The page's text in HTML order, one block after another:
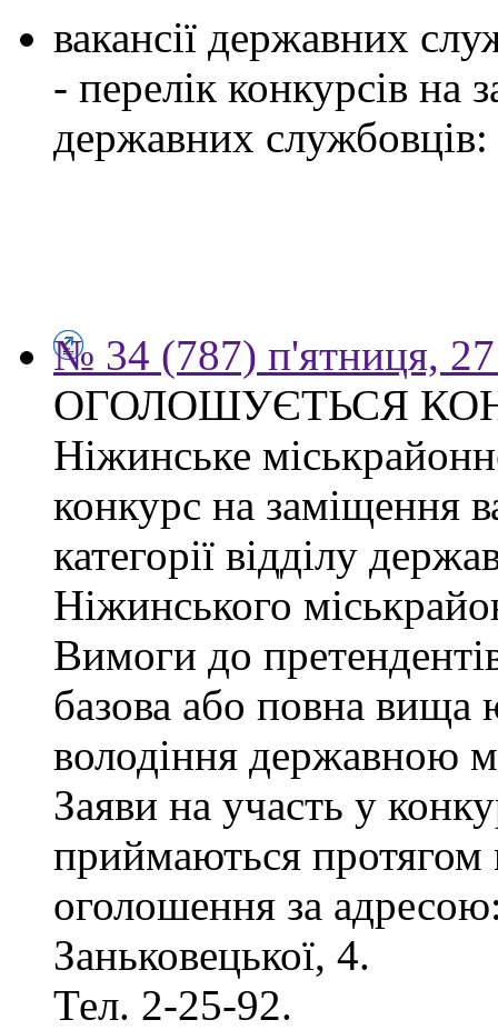
вакансії державних
- перелік конкурсів на
державних службовців:
№ 34 (787) п'ятниця,
ОГОЛОШУЄТЬСЯ
Ніжинське
конкурс на заміщення
категорії відділу
Ніжинського
Вимоги до
базова або повна вища
володіння державною
Заяви на участь у
приймаються протягом
оголошення за
Заньковецької, 4.
Тел. 2-25-92.